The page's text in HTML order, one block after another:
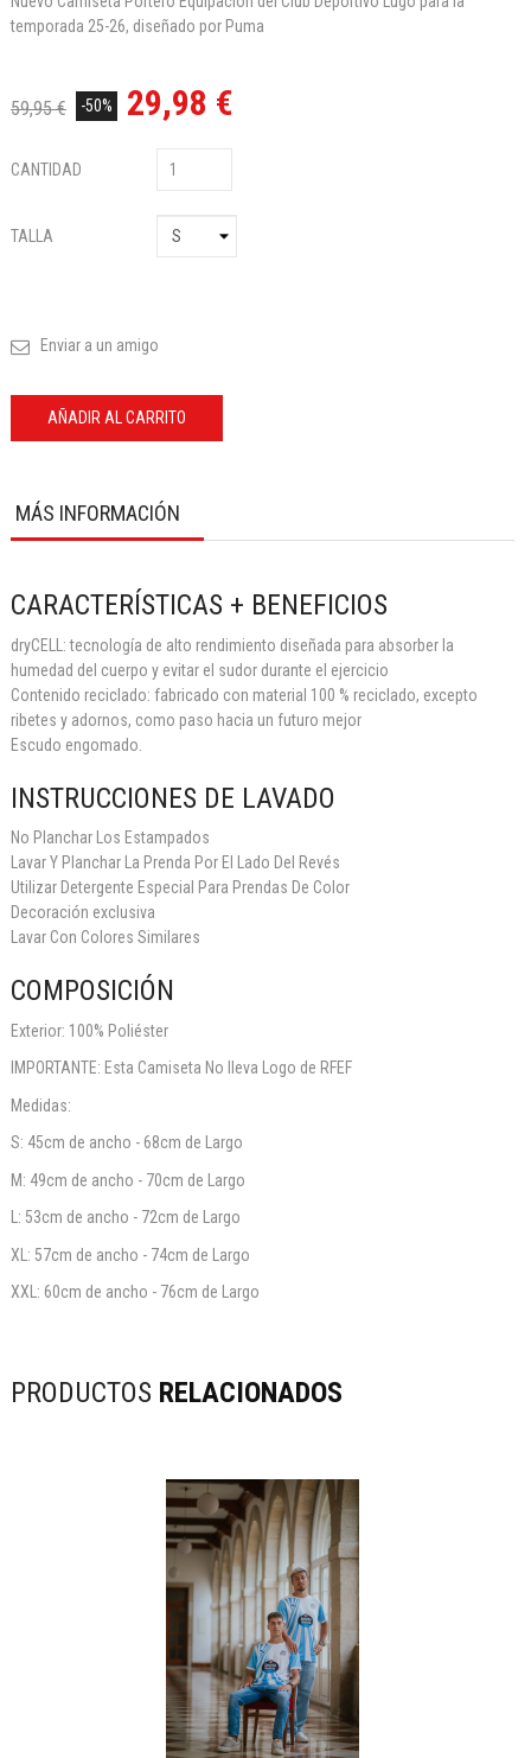
temporada 25-26, diseñado por Puma
59,95 € -50% 29,98 €
CANTIDAD
TALLA
Enviar a un amigo
AÑADIR AL CARRITO
MÁS INFORMACIÓN
CARACTERÍSTICAS + BENEFICIOS
dryCELL: tecnología de alto rendimiento diseñada para absorber la
humedad del cuerpo y evitar el sudor durante el ejercicio
Contenido reciclado: fabricado con material 100 % reciclado, excepto
ribetes y adornos, como paso hacia un futuro mejor
Escudo engomado.
INSTRUCCIONES DE LAVADO
No Planchar Los Estampados
Lavar Y Planchar La Prenda Por El Lado Del Revés
Utilizar Detergente Especial Para Prendas De Color
Decoración exclusiva
Lavar Con Colores Similares
COMPOSICIÓN
Exterior: 100% Poliéster
IMPORTANTE: Esta Camiseta No lleva Logo de RFEF
Medidas:
S: 45cm de ancho - 68cm de Largo
M: 49cm de ancho - 70cm de Largo
L: 53cm de ancho - 72cm de Largo
XL: 57cm de ancho - 74cm de Largo
XXL: 60cm de ancho - 76cm de Largo
PRODUCTOS RELACIONADOS